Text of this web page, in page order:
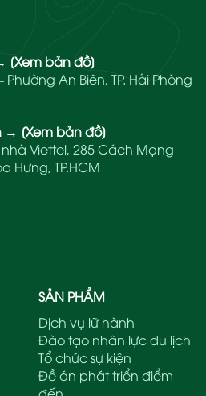
[Xem bản đồ]
An Biên, TP. Hải Phòng
→ [Xem bản đồ]
Viettel, 285 Cách Mạng
Hưng, TP.HCM
SẢN PHẨM
Dịch vụ lữ hành
Đào tạo nhân lực du lịch
Tổ chức sự kiện
Đề án phát triển điểm